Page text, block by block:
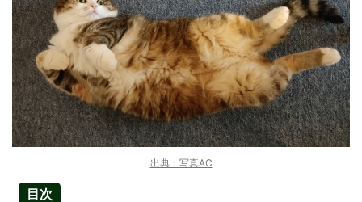
出典：写真AC
目次